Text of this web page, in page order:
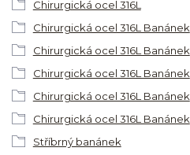
Chirurgická ocel 316L
Chirurgická ocel 316L Banánek
Chirurgická ocel 316L Banánek
Chirurgická ocel 316L Banánek
Chirurgická ocel 316L Banánek
Chirurgická ocel 316L Banánek
Stříbrný banánek